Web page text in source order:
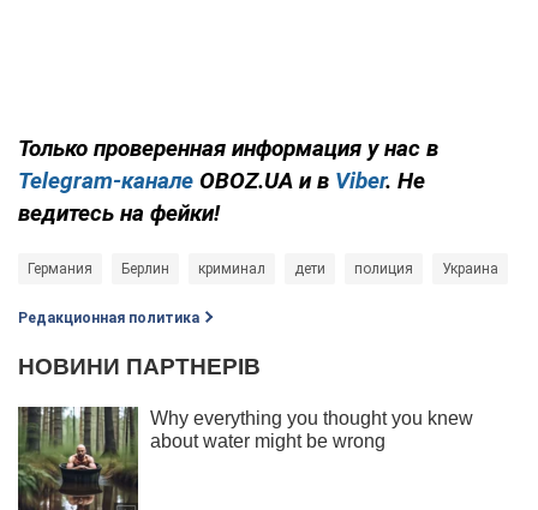
Только проверенная информация у нас в
Telegram-канале OBOZ.UA и в Viber. Не
ведитесь на фейки!
Германия Берлин криминал дети полиция Украина
Редакционная политика